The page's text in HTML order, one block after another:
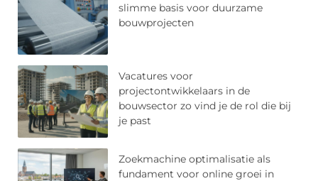
slimme basis voor duurzame
bouwprojecten
Vacatures voor
projectontwikkelaars in de
bouwsector zo vind je de rol die bij
je past
Zoekmachine optimalisatie als
fundament voor online groei in